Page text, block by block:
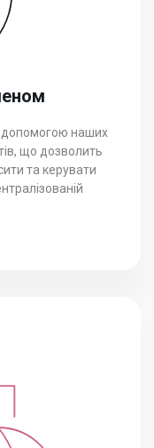
допомогою наших
що дозволить
та керувати